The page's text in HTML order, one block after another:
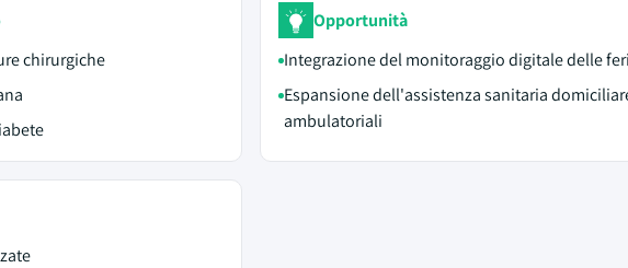
chirurgiche
Opportunità
Integrazione del monitoraggio digitale delle
Espansione dell'assistenza sanitaria
ambulatoriali